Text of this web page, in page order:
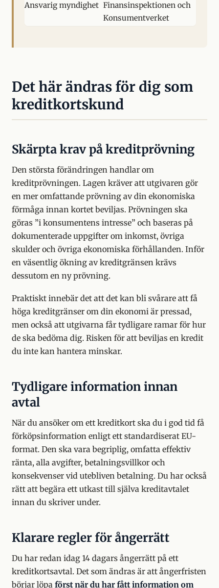
Ansvarig myndighet Finansinspektionen och
Konsumentverket
Det här ändras för dig som
kreditkortskund
Skärpta krav på kreditprövning
Den största förändringen handlar om
kreditprövningen. Lagen kräver att utgivaren gör
en mer omfattande prövning av din ekonomiska
förmåga innan kortet beviljas. Prövningen ska
göras ”i konsumentens intresse” och baseras på
dokumenterade uppgifter om inkomst, övriga
skulder och övriga ekonomiska förhållanden. Inför
en väsentlig ökning av kreditgränsen krävs
dessutom en ny prövning.
Praktiskt innebär det att det kan bli svårare att få
höga kreditgränser om din ekonomi är pressad,
men också att utgivarna får tydligare ramar för hur
de ska bedöma dig. Risken för att beviljas en kredit
du inte kan hantera minskar.
Tydligare information innan
avtal
När du ansöker om ett kreditkort ska du i god tid få
förköpsinformation enligt ett standardiserat EU-
format. Den ska vara begriplig, omfatta effektiv
ränta, alla avgifter, betalningsvillkor och
konsekvenser vid utebliven betalning. Du har också
rätt att begära ett utkast till själva kreditavtalet
innan du skriver under.
Klarare regler för ångerrätt
Du har redan idag 14 dagars ångerrätt på ett
kreditkortsavtal. Det som ändras är att ångerfristen
börjar löpa först när du har fått information om